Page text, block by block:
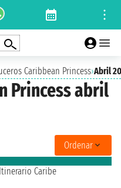
Caribbean Princess›Abril
Princess abril
Ordenar